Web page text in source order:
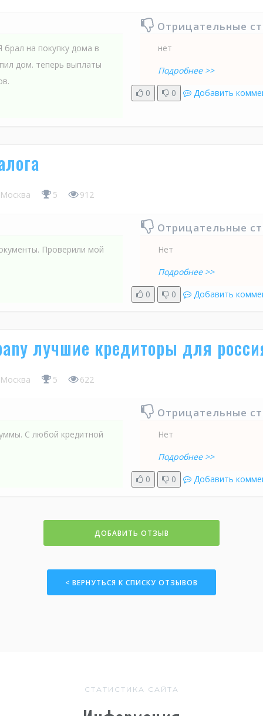
на покупку дома в
дом. теперь выплаты
Отрицательные
нет
Подробнее >>
0
0 Добавить
5 912
Проверили мой
Отрицательные
Нет
Подробнее >>
0
0 Добавить
лучшие кредиторы для
5 622
С любой кредитной
Отрицательные
Нет
Подробнее >>
0
0 Добавить
ДОБАВИТЬ ОТЗЫВ
< ВЕРНУТЬСЯ К СПИСКУ ОТЗЫВОВ
СТАТИСТИКА САЙТА